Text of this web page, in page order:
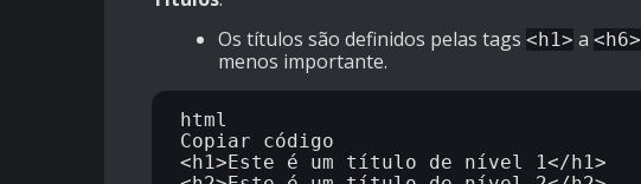
Os títulos são definidos pelas tags <h1> a <h6>
menos importante.
html
Copiar código
<h1>Este é um título de nível 1</h1>